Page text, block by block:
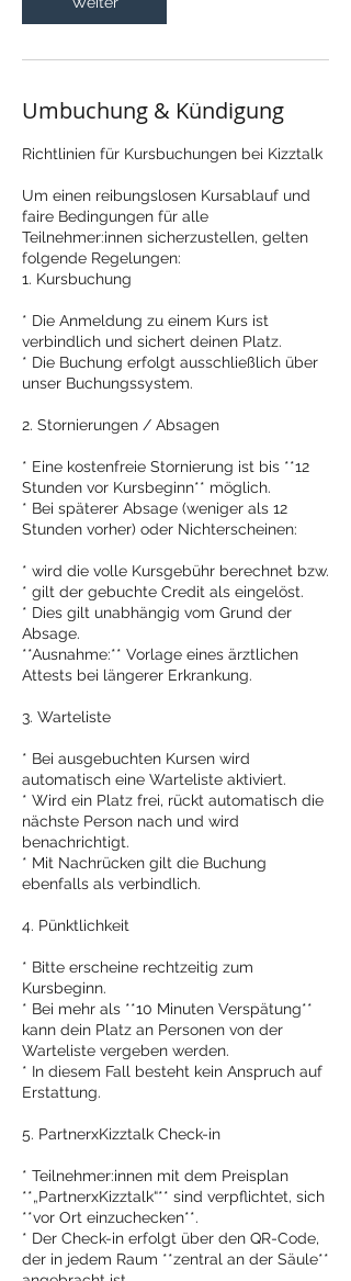
Umbuchung & Kündigung
Richtlinien für Kursbuchungen bei Kizztalk
Um einen reibungslosen Kursablauf und
faire Bedingungen für alle
Teilnehmer:innen sicherzustellen, gelten
folgende Regelungen:
1. Kursbuchung
* Die Anmeldung zu einem Kurs ist
verbindlich und sichert deinen Platz.
* Die Buchung erfolgt ausschließlich über
unser Buchungssystem.
2. Stornierungen / Absagen
* Eine kostenfreie Stornierung ist bis **12
Stunden vor Kursbeginn** möglich.
* Bei späterer Absage (weniger als 12
Stunden vorher) oder Nichterscheinen:
* wird die volle Kursgebühr berechnet bzw.
* gilt der gebuchte Credit als eingelöst.
* Dies gilt unabhängig vom Grund der
Absage.
**Ausnahme:** Vorlage eines ärztlichen
Attests bei längerer Erkrankung.
3. Warteliste
* Bei ausgebuchten Kursen wird
automatisch eine Warteliste aktiviert.
* Wird ein Platz frei, rückt automatisch die
nächste Person nach und wird
benachrichtigt.
* Mit Nachrücken gilt die Buchung
ebenfalls als verbindlich.
4. Pünktlichkeit
* Bitte erscheine rechtzeitig zum
Kursbeginn.
* Bei mehr als **10 Minuten Verspätung**
kann dein Platz an Personen von der
Warteliste vergeben werden.
* In diesem Fall besteht kein Anspruch auf
Erstattung.
5. PartnerxKizztalk Check-in
* Teilnehmer:innen mit dem Preisplan
**„PartnerxKizztalk“** sind verpflichtet, sich
**vor Ort einzuchecken**.
* Der Check-in erfolgt über den QR-Code,
der in jedem Raum **zentral an der Säule**